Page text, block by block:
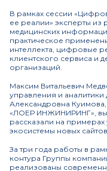
В рамках сессии
ее реалии» эксперты из
медицинских
практическое
интеллекта, цифровые
клиентского сервиса и
организаций.
Максим Витальевич
управления и аналитики
Александровна
«ЛОЕР ИНЖИНИРИНГ»,
рассказали на
экосистемы новых
За три года работы в
контура Группы
реализованы